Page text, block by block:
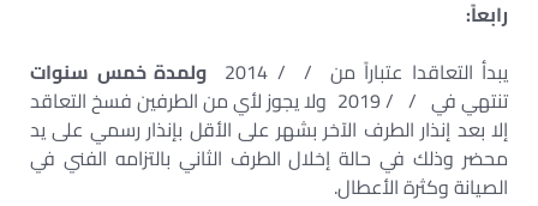
رابعاً:
يبدأ التعاقدا عتباراً من / / 2014
ولمدة خمس سنوات
تنتهي في / / 2019 ولا يجوز لأي من الطرفين فسخ التعاقد
إلا بعد إنذار الطرف الآخر بشهر على الأقل بإنذار رسمي على يد
محضر وذلك في حالة إخلال الطرف الثاني بالتزامه الفني في
الصيانة وكثرة الأعطال.